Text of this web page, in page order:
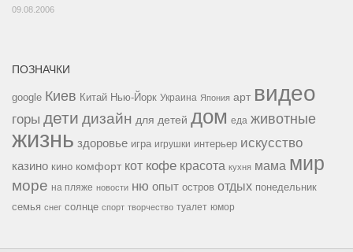
09.08.2006
ПОЗНАЧКИ
google Киев Китай Нью-Йорк Украина Япония арт видео
горы дети дизайн для детей дом еда животные
жизнь здоровье игра игрушки интерьер искусство
казино кино комфорт кот кофе красота кухня мама мир
море на пляже новости ню опыт остров отдых понедельник
семья снег солнце спорт творчество туалет юмор